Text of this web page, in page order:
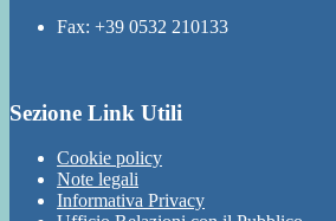
Fax: +39 0532 210133
Sezione Link Utili
Cookie policy
Note legali
Informativa Privacy